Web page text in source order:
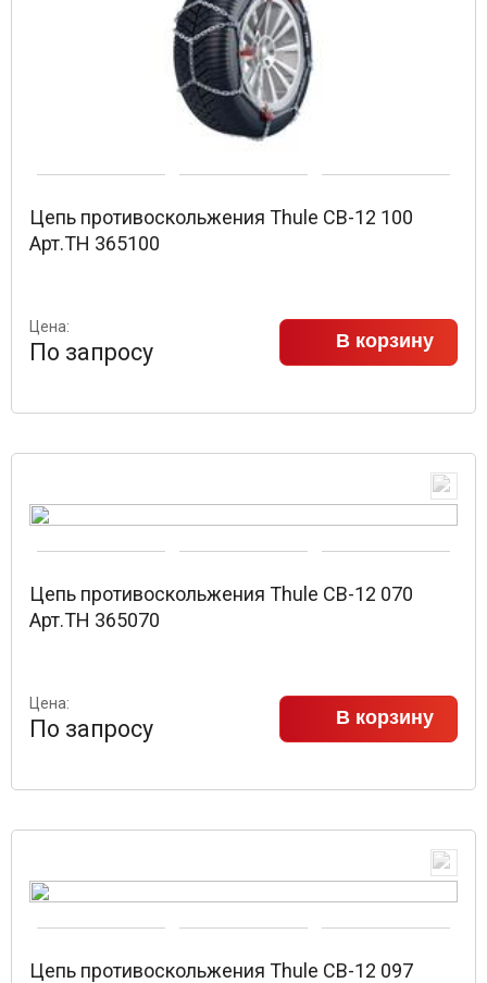
Цепь противоскольжения Thule CB-12 100
Арт.TH 365100
Цена:
По запросу В корзину
Цепь противоскольжения Thule CB-12 070
Арт.TH 365070
Цена:
По запросу В корзину
Цепь противоскольжения Thule CB-12 097